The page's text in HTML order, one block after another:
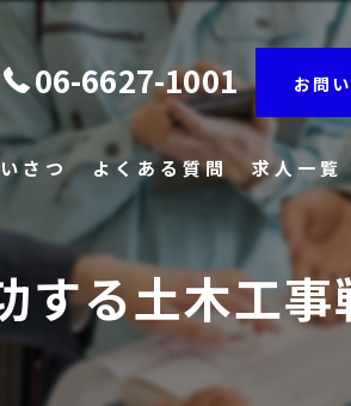
06-6627-1001 お問
さつ よくある質問 求人一覧
する土木工